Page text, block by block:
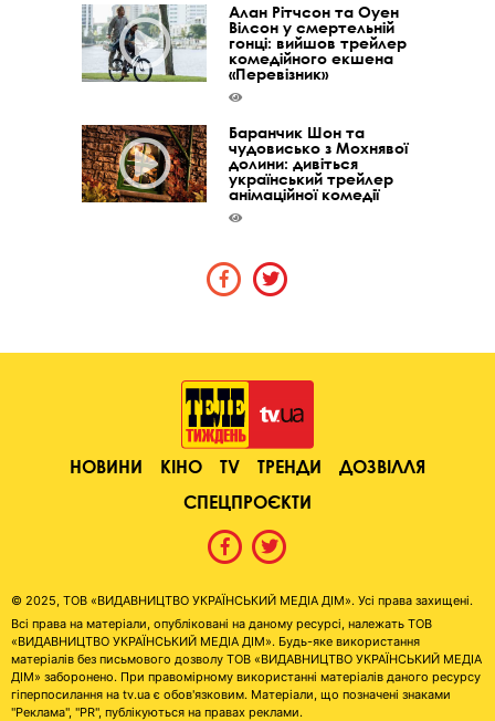
Алан Рітчсон та Оуен
Вілсон у смертельній
гонці: вийшов трейлер
комедійного екшена
«Перевізник»
Баранчик Шон та
чудовисько з Мохнявої
долини: дивіться
український трейлер
анімаційної комедії
НОВИНИ КІНО TV ТРЕНДИ
ДОЗВІЛЛЯ
СПЕЦПРОЄКТИ
© 2025, ТОВ «ВИДАВНИЦТВО УКРАЇНСЬКИЙ МЕДІА ДІМ». Усі права захищені.
Всі права на матеріали, опубліковані на даному ресурсі, належать ТОВ
«ВИДАВНИЦТВО УКРАЇНСЬКИЙ МЕДІА ДІМ». Будь-яке використання
матеріалів без письмового дозволу ТОВ «ВИДАВНИЦТВО УКРАЇНСЬКИЙ МЕДІА
ДІМ» заборонено. При правомірному використанні матеріалів даного ресурсу
гіперпосилання на tv.ua є обов'язковим. Матеріали, що позначені знаками
"Реклама", "PR", публікуються на правах реклами.